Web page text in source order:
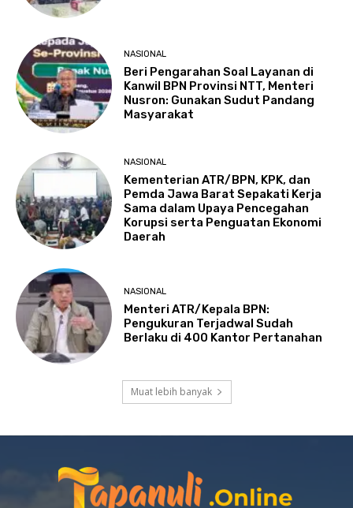
NASIONAL
Beri Pengarahan Soal Layanan di
Kanwil BPN Provinsi NTT, Menteri
Nusron: Gunakan Sudut Pandang
Masyarakat
NASIONAL
Kementerian ATR/BPN, KPK, dan
Pemda Jawa Barat Sepakati Kerja
Sama dalam Upaya Pencegahan
Korupsi serta Penguatan Ekonomi
Daerah
NASIONAL
Menteri ATR/Kepala BPN:
Pengukuran Terjadwal Sudah
Berlaku di 400 Kantor Pertanahan
Muat lebih banyak